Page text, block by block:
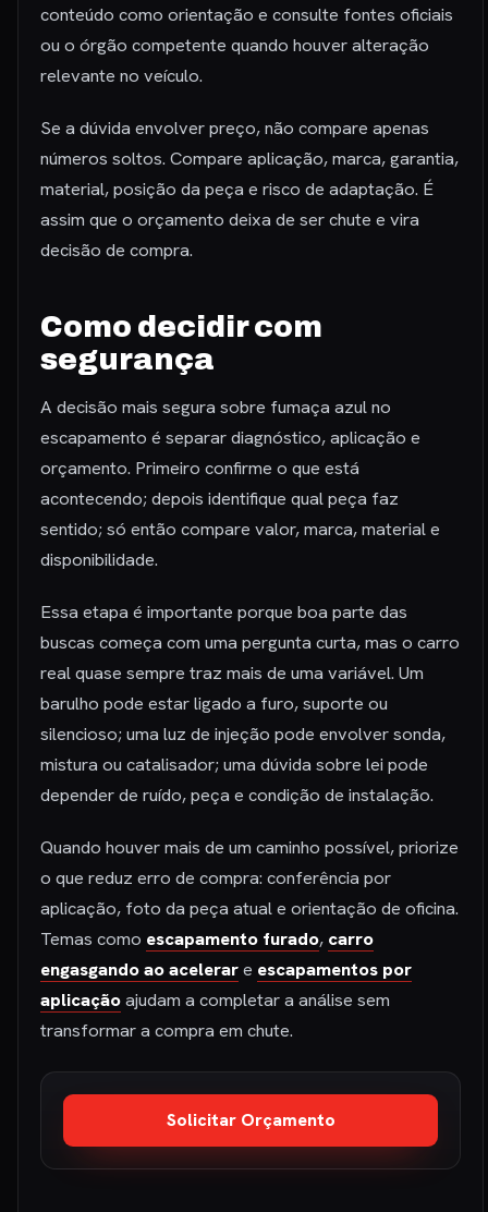
conteúdo como orientação e consulte fontes oficiais
ou o órgão competente quando houver alteração
relevante no veículo.
Se a dúvida envolver preço, não compare apenas
números soltos. Compare aplicação, marca, garantia,
material, posição da peça e risco de adaptação. É
assim que o orçamento deixa de ser chute e vira
decisão de compra.
Como decidir com
segurança
A decisão mais segura sobre fumaça azul no
escapamento é separar diagnóstico, aplicação e
orçamento. Primeiro confirme o que está
acontecendo; depois identifique qual peça faz
sentido; só então compare valor, marca, material e
disponibilidade.
Essa etapa é importante porque boa parte das
buscas começa com uma pergunta curta, mas o carro
real quase sempre traz mais de uma variável. Um
barulho pode estar ligado a furo, suporte ou
silencioso; uma luz de injeção pode envolver sonda,
mistura ou catalisador; uma dúvida sobre lei pode
depender de ruído, peça e condição de instalação.
Quando houver mais de um caminho possível, priorize
o que reduz erro de compra: conferência por
aplicação, foto da peça atual e orientação de oficina.
Temas como escapamento furado, carro
engasgando ao acelerare escapamentos por
aplicaçãoajudam a completar a análise sem
transformar a compra em chute.
Solicitar Orçamento